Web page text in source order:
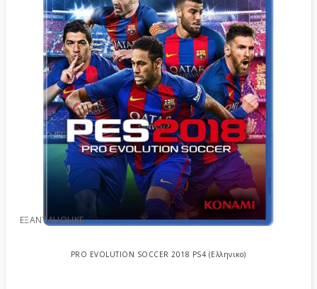
ΕΞΑΝΤΛΉΘΗΚΕ
PRO EVOLUTION SOCCER 2018 PS4 (Ελληνικο)